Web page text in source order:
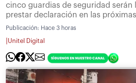
cinco guardias de seguridad serán
prestar declaración en las
Publicación: Hace 3 horas
Unitel Digital